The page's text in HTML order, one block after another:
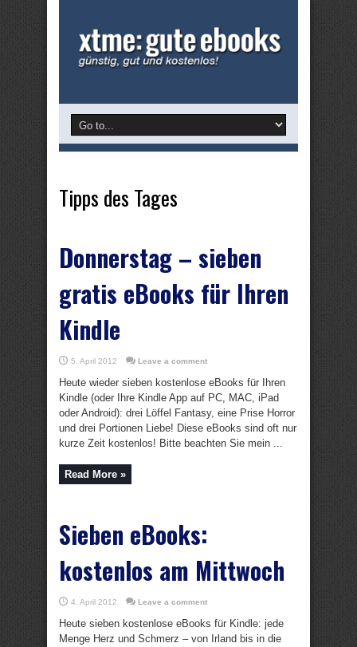
Tipps des Tages
Donnerstag – sieben
gratis eBooks für Ihren
Kindle
5. April 2012 Leave a comment
Heute wieder sieben kostenlose eBooks für Ihren
Kindle (oder Ihre Kindle App auf PC, MAC, iPad
oder Android): drei Löffel Fantasy, eine Prise Horror
und drei Portionen Liebe! Diese eBooks sind oft nur
kurze Zeit kostenlos! Bitte beachten Sie mein ...
Read More »
Sieben eBooks:
kostenlos am Mittwoch
4. April 2012 Leave a comment
Heute sieben kostenlose eBooks für Kindle: jede
Menge Herz und Schmerz – von Irland bis in die